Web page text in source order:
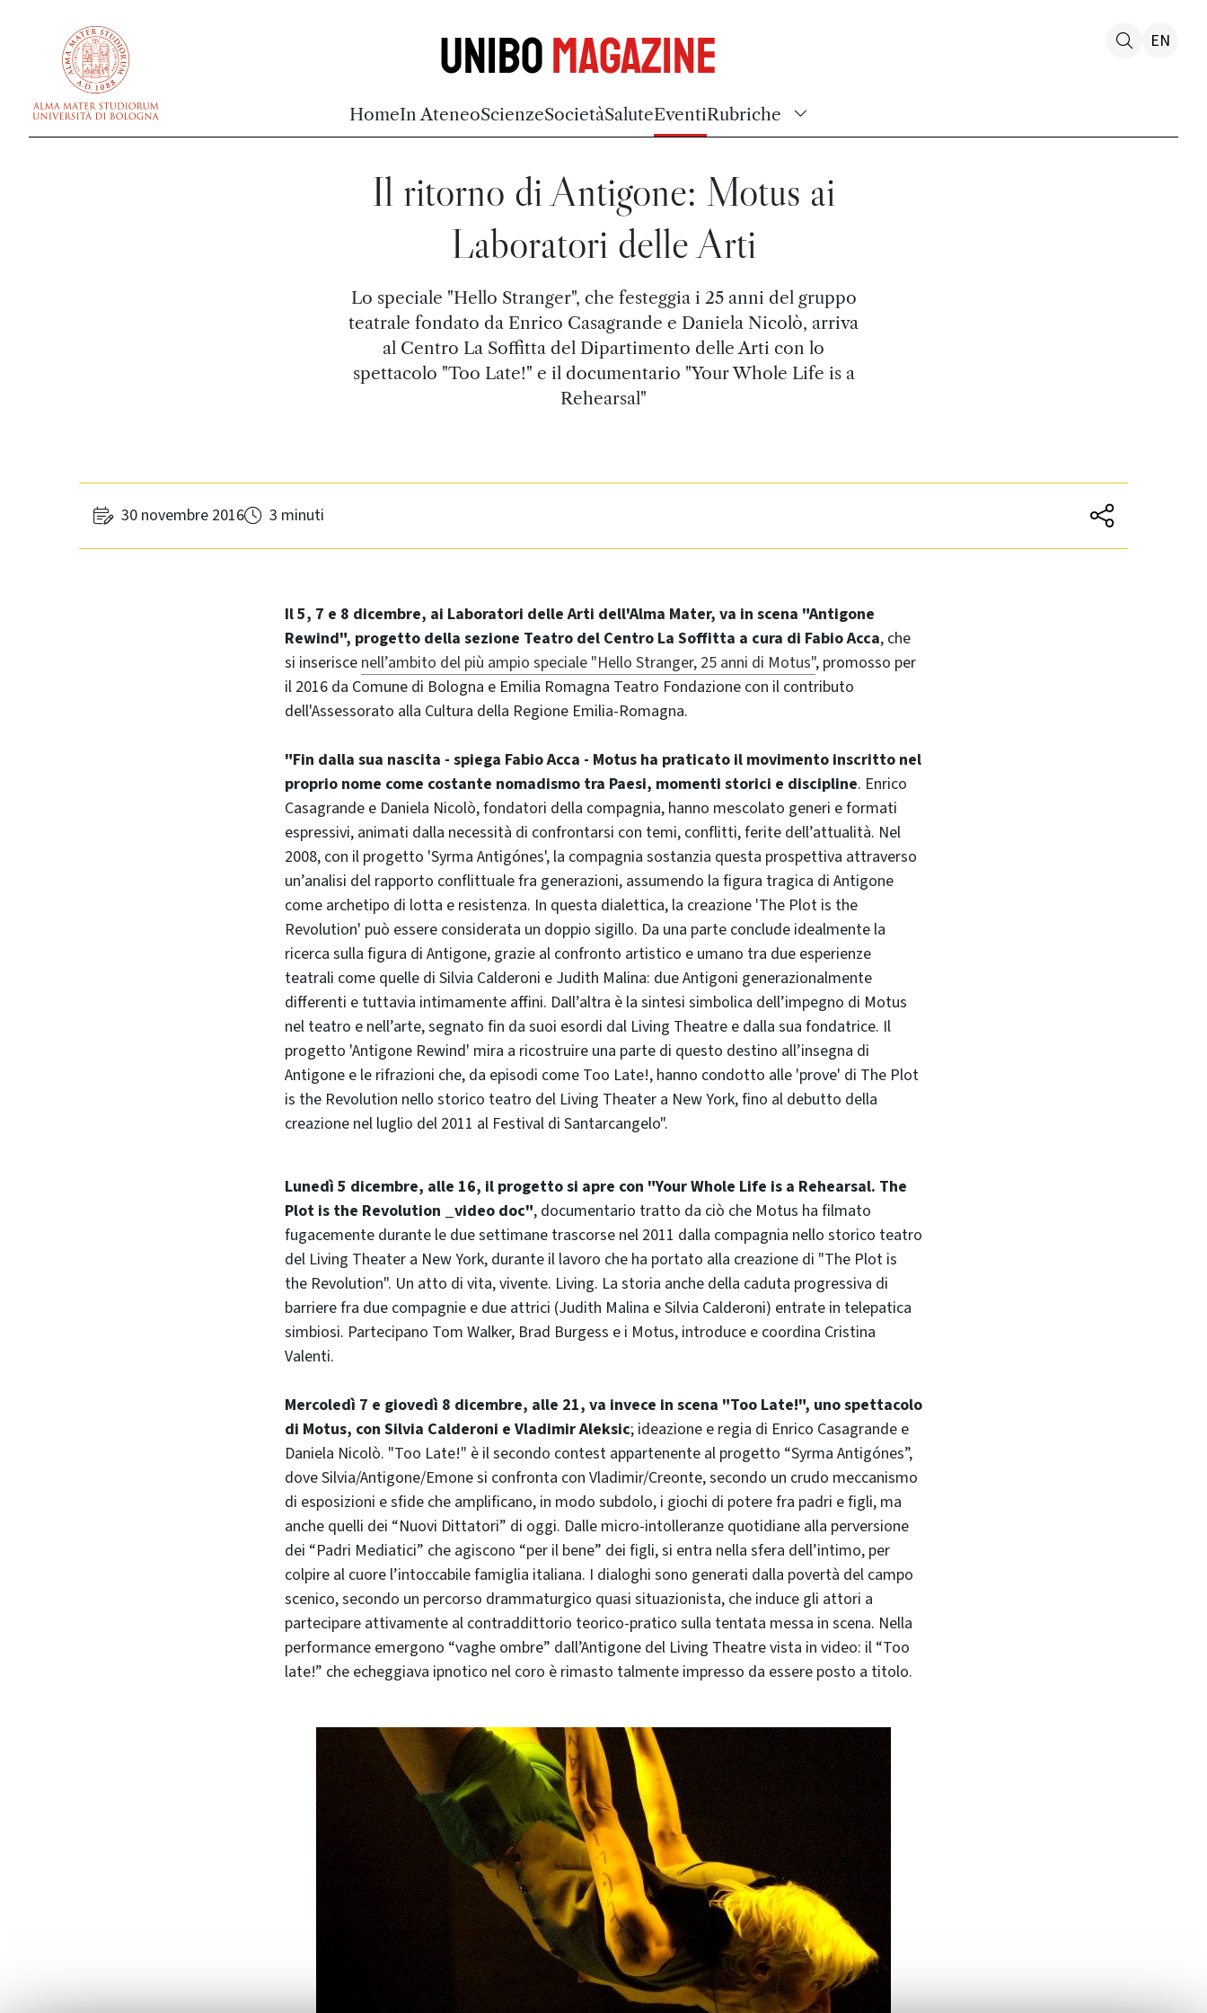
UniboMagazine
HomeIn AteneoScienzeSocietàSaluteEventiRubriche
EN
Il ritorno di Antigone: Motus ai
Laboratori delle Arti
Lo speciale "Hello Stranger", che festeggia i 25 anni del gruppo
teatrale fondato da Enrico Casagrande e Daniela Nicolò, arriva
al Centro La Soffitta del Dipartimento delle Arti con lo
spettacolo "Too Late!" e il documentario "Your Whole Life is a
Rehearsal"
30 novembre 2016 3 minuti
Il 5, 7 e 8 dicembre, ai Laboratori delle Arti dell'Alma Mater, va in scena "Antigone
Rewind", progetto della sezione Teatro del Centro La Soffitta a cura di Fabio Acca, che
si inserisce nell’ambito del più ampio speciale "Hello Stranger, 25 anni di Motus", promosso per
il 2016 da Comune di Bologna e Emilia Romagna Teatro Fondazione con il contributo
dell'Assessorato alla Cultura della Regione Emilia-Romagna.
"Fin dalla sua nascita - spiega Fabio Acca - Motus ha praticato il movimento inscritto nel
proprio nome come costante nomadismo tra Paesi, momenti storici e discipline. Enrico
Casagrande e Daniela Nicolò, fondatori della compagnia, hanno mescolato generi e formati
espressivi, animati dalla necessità di confrontarsi con temi, conflitti, ferite dell’attualità. Nel
2008, con il progetto 'Syrma Antigónes', la compagnia sostanzia questa prospettiva attraverso
un’analisi del rapporto conflittuale fra generazioni, assumendo la figura tragica di Antigone
come archetipo di lotta e resistenza. In questa dialettica, la creazione 'The Plot is the
Revolution' può essere considerata un doppio sigillo. Da una parte conclude idealmente la
ricerca sulla figura di Antigone, grazie al confronto artistico e umano tra due esperienze
teatrali come quelle di Silvia Calderoni e Judith Malina: due Antigoni generazionalmente
differenti e tuttavia intimamente affini. Dall’altra è la sintesi simbolica dell’impegno di Motus
nel teatro e nell’arte, segnato fin da suoi esordi dal Living Theatre e dalla sua fondatrice. Il
progetto 'Antigone Rewind' mira a ricostruire una parte di questo destino all’insegna di
Antigone e le rifrazioni che, da episodi come Too Late!, hanno condotto alle 'prove' di The Plot
is the Revolution nello storico teatro del Living Theater a New York, fino al debutto della
creazione nel luglio del 2011 al Festival di Santarcangelo".
Lunedì 5 dicembre, alle 16, il progetto si apre con "Your Whole Life is a Rehearsal. The
Plot is the Revolution _video doc", documentario tratto da ciò che Motus ha filmato
fugacemente durante le due settimane trascorse nel 2011 dalla compagnia nello storico teatro
del Living Theater a New York, durante il lavoro che ha portato alla creazione di "The Plot is
the Revolution". Un atto di vita, vivente. Living. La storia anche della caduta progressiva di
barriere fra due compagnie e due attrici (Judith Malina e Silvia Calderoni) entrate in telepatica
simbiosi. Partecipano Tom Walker, Brad Burgess e i Motus, introduce e coordina Cristina
Valenti.
Mercoledì 7 e giovedì 8 dicembre, alle 21, va invece in scena "Too Late!", uno spettacolo
di Motus, con Silvia Calderoni e Vladimir Aleksic; ideazione e regia di Enrico Casagrande e
Daniela Nicolò. "Too Late!" è il secondo contest appartenente al progetto “Syrma Antigónes”,
dove Silvia/Antigone/Emone si confronta con Vladimir/Creonte, secondo un crudo meccanismo
di esposizioni e sfide che amplificano, in modo subdolo, i giochi di potere fra padri e figli, ma
anche quelli dei “Nuovi Dittatori” di oggi. Dalle micro-intolleranze quotidiane alla perversione
dei “Padri Mediatici” che agiscono “per il bene” dei figli, si entra nella sfera dell’intimo, per
colpire al cuore l’intoccabile famiglia italiana. I dialoghi sono generati dalla povertà del campo
scenico, secondo un percorso drammaturgico quasi situazionista, che induce gli attori a
partecipare attivamente al contraddittorio teorico-pratico sulla tentata messa in scena. Nella
performance emergono “vaghe ombre” dall’Antigone del Living Theatre vista in video: il “Too
late!” che echeggiava ipnotico nel coro è rimasto talmente impresso da essere posto a titolo.